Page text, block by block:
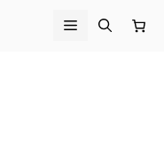
Meny